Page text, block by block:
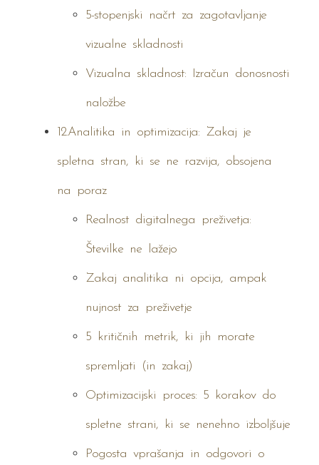
5-stopenjski načrt za zagotavljanje
vizualne skladnosti
Vizualna skladnost: Izračun donosnosti
naložbe
12.Analitika in optimizacija: Zakaj je
spletna stran, ki se ne razvija, obsojena
na poraz
Realnost digitalnega preživetja:
Številke ne lažejo
Zakaj analitika ni opcija, ampak
nujnost za preživetje
5 kritičnih metrik, ki jih morate
spremljati (in zakaj)
Optimizacijski proces: 5 korakov do
spletne strani, ki se nenehno izboljšuje
Pogosta vprašanja in odgovori o